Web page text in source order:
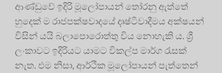
ආණ්ඩුවේ ඉදිරි මූලෝපායන් තෝරනු ඇත්තේ
හුදෙක් ම රාජපක්ෂවාදයේ දෘෂ්ටිවාදීමය අක්ෂයන්
විසින් යයි බලාපොරොත්තු විය නොහැකි ය. ශ්‍රී
ලංකාවට ඉදිරියට යාමට විකල්ප මාර්ග රැසක්
නැත. එම නිසා, ආර්ථික මූලෝපායන් පැත්තෙන්